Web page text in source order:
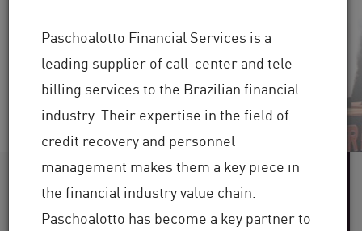
Paschoalotto Financial Services is a
leading supplier of call-center and tele-
billing services to the Brazilian financial
industry. Their expertise in the field of
credit recovery and personnel
management makes them a key piece in
the financial industry value chain.
Paschoalotto has become a key partner to
Leggi ora Guarda il Video
Oltre 60